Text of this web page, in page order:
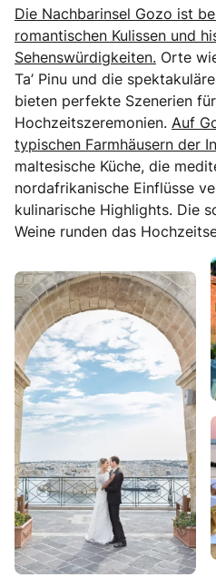
Die Nachbarinsel Gozo ist
romantischen Kulissen und
Sehenswürdigkeiten. Orte
Ta’ Pinu und die
bieten perfekte Szenerien
Hochzeitszeremonien. Auf
typischen Farmhäusern der
maltesische Küche, die
nordafrikanische Einflüsse
kulinarische Highlights. Die
Weine runden das